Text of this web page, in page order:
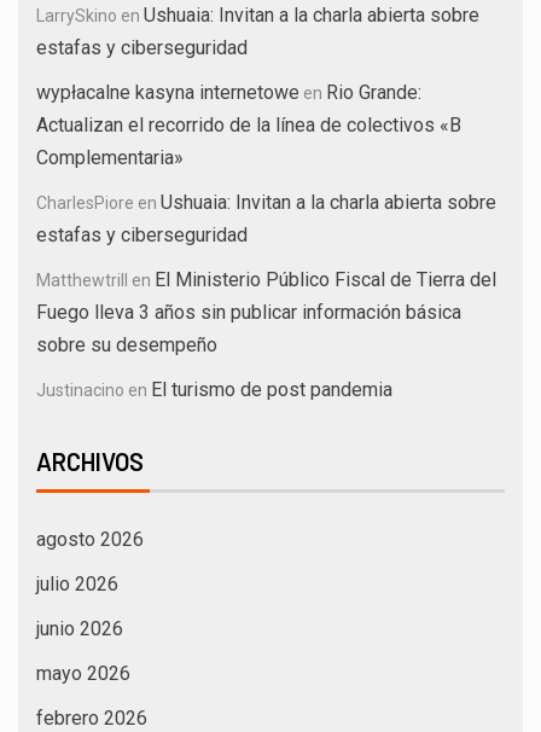
LarrySkino en Ushuaia: Invitan a la charla abierta sobre
estafas y ciberseguridad
wypłacalne kasyna internetowe en Rio Grande:
Actualizan el recorrido de la línea de colectivos «B
Complementaria»
CharlesPiore en Ushuaia: Invitan a la charla abierta sobre
estafas y ciberseguridad
Matthewtrill en El Ministerio Público Fiscal de Tierra del
Fuego lleva 3 años sin publicar información básica
sobre su desempeño
Justinacino en El turismo de post pandemia
ARCHIVOS
agosto 2026
julio 2026
junio 2026
mayo 2026
febrero 2026